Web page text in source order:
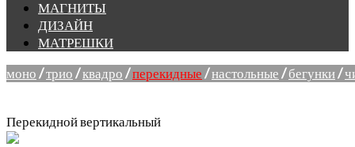
МАГНИТЫ
ДИЗАЙН
МАТРЕШКИ
Перекидные
моно/трио/квадро/перекидные/настольные/бегунки/
Перекидной вертикальный